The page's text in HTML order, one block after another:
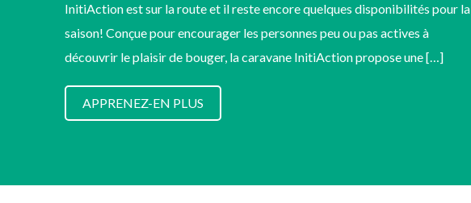
InitiAction est sur la route et il reste encore quelques disponibilités pour la
saison! Conçue pour encourager les personnes peu ou pas actives à
découvrir le plaisir de bouger, la caravane InitiAction propose une […]
APPRENEZ-EN PLUS